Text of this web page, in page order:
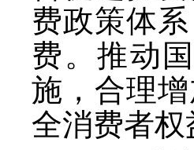
费政策体
费。推动
施，合理
全消费者